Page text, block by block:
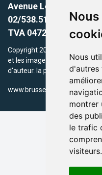
Nous
d'autres
montrer
des
le trafic
visiteurs.
Avenue Louise, 500 -
02/538.51.49.
TVA 0472.281.221
Copyright 2026 ©
et les images utilisés sur ce
d'auteur. la propriétaires
www.brusselsLife.be/